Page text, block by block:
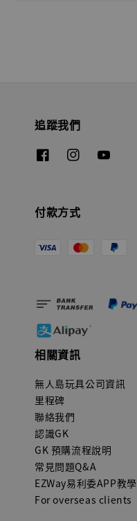
追蹤我們
付款方式
相關資訊
無人島玩具公司資訊
里程碑
聯絡我們
認識GK
GK 預購流程說明
常見問題Q&A
EZWay易利委APP教學
For overseas clients